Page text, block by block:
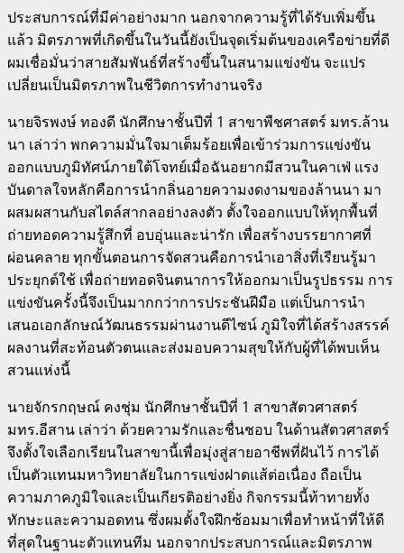
ประสบการณ์ที่มีค่าอย่างมาก นอกจากความรู้ที่ได้รับเพิ่มขึ้น
แล้ว มิตรภาพที่เกิดขึ้นในวันนี้ยังเป็นจุดเริ่มต้นของเครือข่ายที่ดี
ผมเชื่อมั่นว่าสายสัมพันธ์ที่สร้างขึ้นในสนามแข่งขัน จะแปร
เปลี่ยนเป็นมิตรภาพในชีวิตการทำงานจริง
นายจิรพงษ์ ทองดี นักศึกษาชั้นปีที่ 1 สาขาพืชศาสตร์ มทร.ล้าน
นา เล่าว่า พกความมั่นใจมาเต็มร้อยเพื่อเข้าร่วมการแข่งขัน
ออกแบบภูมิทัศน์ภายใต้โจทย์เมื่อฉันอยากมีสวนในคาเฟ่ แรง
บันดาลใจหลักคือการนำกลิ่นอายความงดงามของล้านนา มา
ผสมผสานกับสไตล์สากลอย่างลงตัว ตั้งใจออกแบบให้ทุกพื้นที่
ถ่ายทอดความรู้สึกที่ อบอุ่นและน่ารัก เพื่อสร้างบรรยากาศที่
ผ่อนคลาย ทุกขั้นตอนการจัดสวนคือการนำเอาสิ่งที่เรียนรู้มา
ประยุกต์ใช้ เพื่อถ่ายทอดจินตนาการให้ออกมาเป็นรูปธรรม การ
แข่งขันครั้งนี้จึงเป็นมากกว่าการประชันฝีมือ แต่เป็นการนำ
เสนอเอกลักษณ์วัฒนธรรมผ่านงานดีไซน์ ภูมิใจที่ได้สร้างสรรค์
ผลงานที่สะท้อนตัวตนและส่งมอบความสุขให้กับผู้ที่ได้พบเห็น
สวนแห่งนี้
นายจักรกฤษณ์ คงชุ่ม นักศึกษาชั้นปีที่ 1 สาขาสัตวศาสตร์
มทร.อีสาน เล่าว่า ด้วยความรักและชื่นชอบ ในด้านสัตวศาสตร์
จึงตั้งใจเลือกเรียนในสาขานี้เพื่อมุ่งสู่สายอาชีพที่ฝันไว้ การได้
เป็นตัวแทนมหาวิทยาลัยในการแข่งฝาดแส้ต่อเนื่อง ถือเป็น
ความภาคภูมิใจและเป็นเกียรติอย่างยิ่ง กิจกรรมนี้ท้าทายทั้ง
ทักษะและความอดทน ซึ่งผมตั้งใจฝึกซ้อมมาเพื่อทำหน้าที่ให้ดี
ที่สุดในฐานะตัวแทนทีม นอกจากประสบการณ์และมิตรภาพ